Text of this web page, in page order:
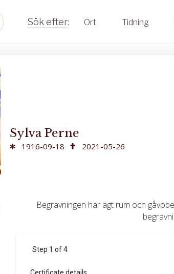
Ort Tidning
Sylva Perne
1916-09-18 2021-05-26
Begravningen har ägt rum och